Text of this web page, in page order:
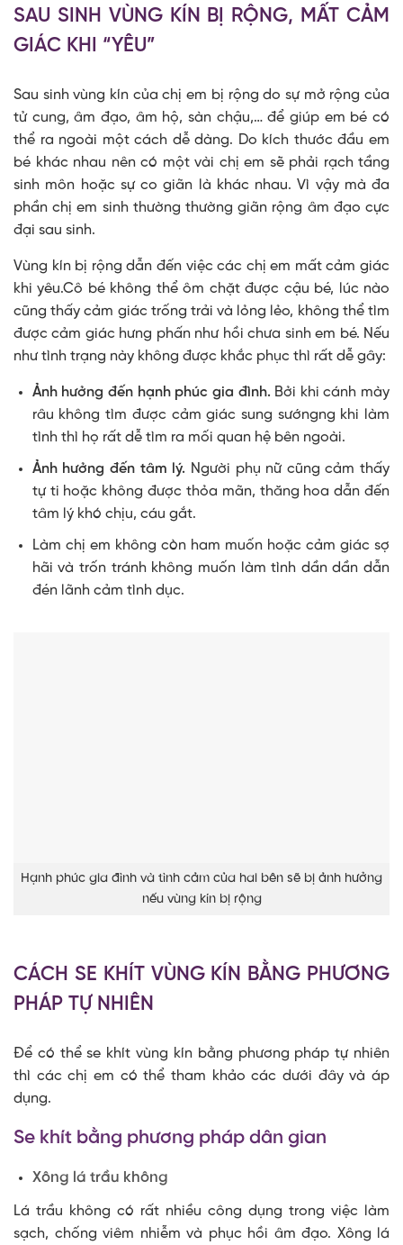
SAU SINH VÙNG KÍN BỊ RỘNG, MẤT CẢM
GIÁC KHI “YÊU”
Sau sinh vùng kín của chị em bị rộng do sự mở rộng của
tử cung, âm đạo, âm hộ, sàn chậu,… để giúp em bé có
thể ra ngoài một cách dễ dàng. Do kích thước đầu em
bé khác nhau nên có một vài chị em sẽ phải rạch tầng
sinh môn hoặc sự co giãn là khác nhau. Vì vậy mà đa
phần chị em sinh thường thường giãn rộng âm đạo cực
đại sau sinh.
Vùng kín bị rộng dẫn đến việc các chị em mất cảm giác
khi yêu.Cô bé không thể ôm chặt được cậu bé, lúc nào
cũng thấy cảm giác trống trải và lỏng lẻo, không thể tìm
được cảm giác hưng phấn như hồi chưa sinh em bé. Nếu
như tình trạng này không được khắc phục thì rất dễ gây:
Ảnh hưởng đến hạnh phúc gia đình. Bởi khi cánh mày
râu không tìm được cảm giác sung sướngng khi làm
tình thì họ rất dễ tìm ra mối quan hệ bên ngoài.
Ảnh hưởng đến tâm lý. Người phụ nữ cũng cảm thấy
tự ti hoặc không được thỏa mãn, thăng hoa dẫn đến
tâm lý khó chịu, cáu gắt.
Làm chị em không còn ham muốn hoặc cảm giác sợ
hãi và trốn tránh không muốn làm tình dần dần dẫn
đén lãnh cảm tình dục.
Hạnh phúc gia đình và tình cảm của hai bên sẽ bị ảnh hưởng
nếu vùng kín bị rộng
CÁCH SE KHÍT VÙNG KÍN BẰNG PHƯƠNG
PHÁP TỰ NHIÊN
Để có thể se khít vùng kín bằng phương pháp tự nhiên
thì các chị em có thể tham khảo các dưới đây và áp
dụng.
Se khít bằng phương pháp dân gian
Xông lá trầu không
Lá trầu không có rất nhiều công dụng trong việc làm
sạch, chống viêm nhiễm và phục hồi âm đạo. Xông lá